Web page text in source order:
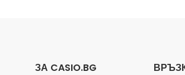
ЗА CASIO.BG